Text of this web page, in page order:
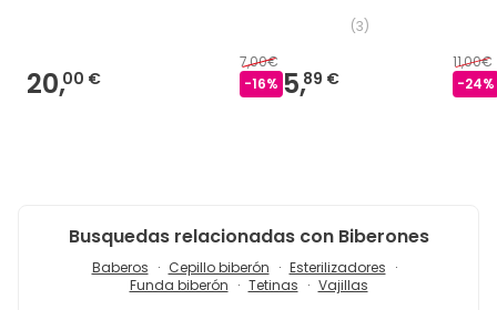
20,00 €
(3)
7,00€
-16% 5,89 €
11,00€
-24%
Busquedas relacionadas con Biberones
Baberos Cepillo biberón
Esterilizadores
Funda biberón
Tetinas Vajillas